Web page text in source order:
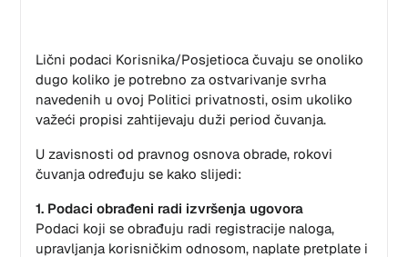
Lični podaci Korisnika/Posjetioca čuvaju se onoliko
dugo koliko je potrebno za ostvarivanje svrha
navedenih u ovoj Politici privatnosti, osim ukoliko
važeći propisi zahtijevaju duži period čuvanja.
U zavisnosti od pravnog osnova obrade, rokovi
čuvanja određuju se kako slijedi:
1. Podaci obrađeni radi izvršenja ugovora
Podaci koji se obrađuju radi registracije naloga,
upravljanja korisničkim odnosom, naplate pretplate i